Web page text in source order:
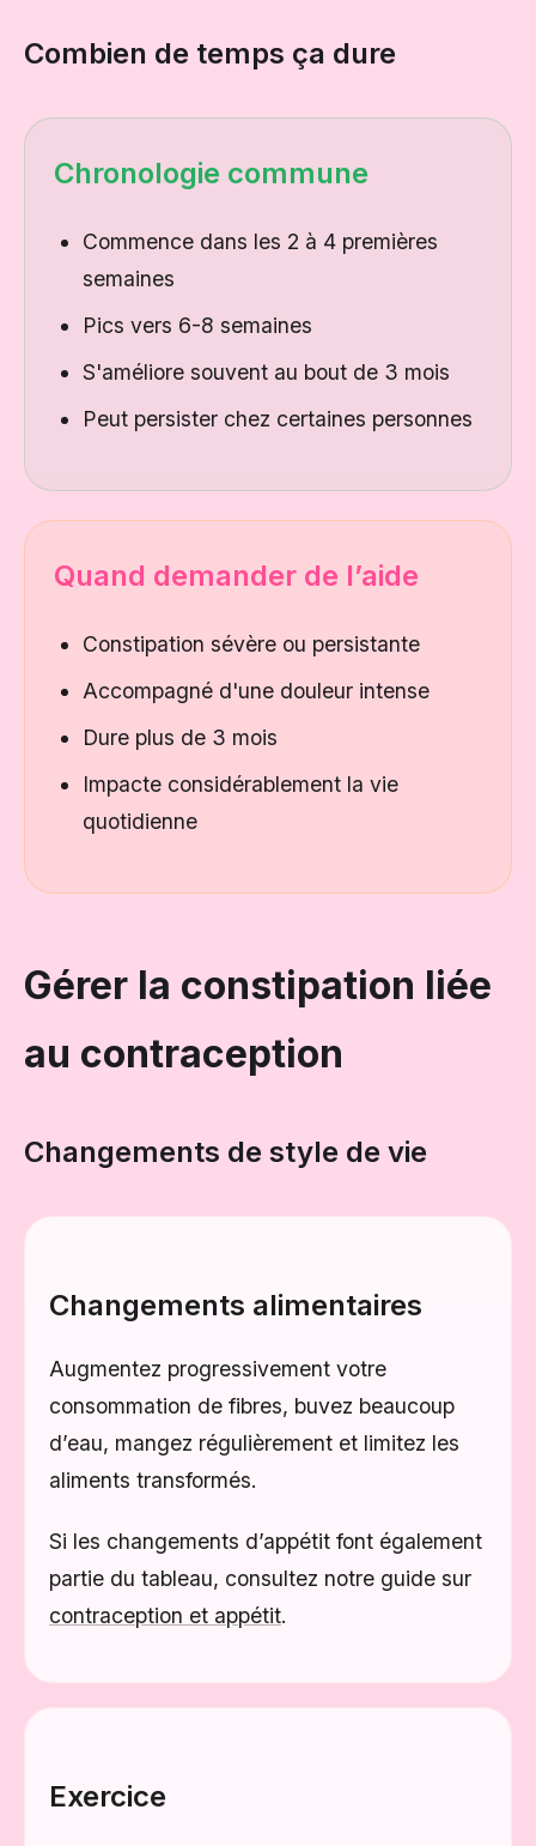
Combien de temps ça dure
Chronologie commune
Commence dans les 2 à 4 premières
semaines
Pics vers 6-8 semaines
S'améliore souvent au bout de 3 mois
Peut persister chez certaines personnes
Quand demander de l’aide
Constipation sévère ou persistante
Accompagné d'une douleur intense
Dure plus de 3 mois
Impacte considérablement la vie
quotidienne
Gérer la constipation liée
au contraception
Changements de style de vie
Changements alimentaires
Augmentez progressivement votre
consommation de fibres, buvez beaucoup
d’eau, mangez régulièrement et limitez les
aliments transformés.
Si les changements d’appétit font également
partie du tableau, consultez notre guide sur
contraception et appétit.
Exercice